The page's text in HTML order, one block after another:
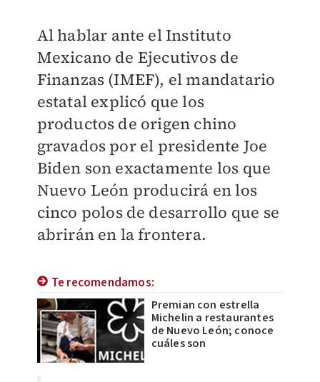
Al hablar ante el Instituto
Mexicano de Ejecutivos de
Finanzas (IMEF), el mandatario
estatal explicó que los
productos de origen chino
gravados por el presidente Joe
Biden son exactamente los que
Nuevo León producirá en los
cinco polos de desarrollo que se
abrirán en la frontera.
Te recomendamos:
Premian con estrella
Michelin a restaurantes
de Nuevo León; conoce
cuáles son